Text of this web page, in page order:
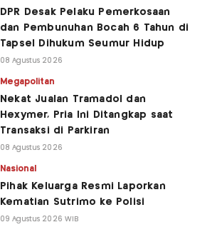
DPR Desak Pelaku Pemerkosaan
dan Pembunuhan Bocah 6 Tahun di
Tapsel Dihukum Seumur Hidup
08 Agustus 2026
Megapolitan
Nekat Jualan Tramadol dan
Hexymer, Pria Ini Ditangkap saat
Transaksi di Parkiran
08 Agustus 2026
Nasional
Pihak Keluarga Resmi Laporkan
Kematian Sutrimo ke Polisi
09 Agustus 2026 WIB